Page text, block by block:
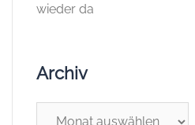
wieder da
Archiv